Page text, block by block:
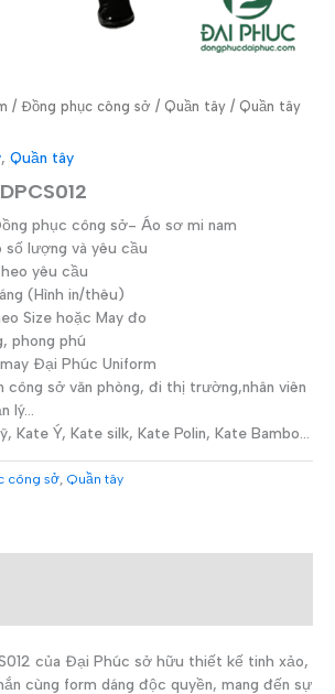
/ Đồng phục công sở / Quần tây / Quần tây
, Quần tây
phục công sở- Áo sơ mi nam
số lượng và yêu cầu
yêu cầu
(Hình in/thêu)
Size hoặc May đo
phong phú
Đại Phúc Uniform
công sở văn phòng, đi thị trường,nhân viên
lý…
Kate Ý, Kate silk, Kate Polin, Kate Bambo…
công sở Quần tây
của Đại Phúc sở hữu thiết kế tinh xảo,
cùng form dáng độc quyền, mang đến sự